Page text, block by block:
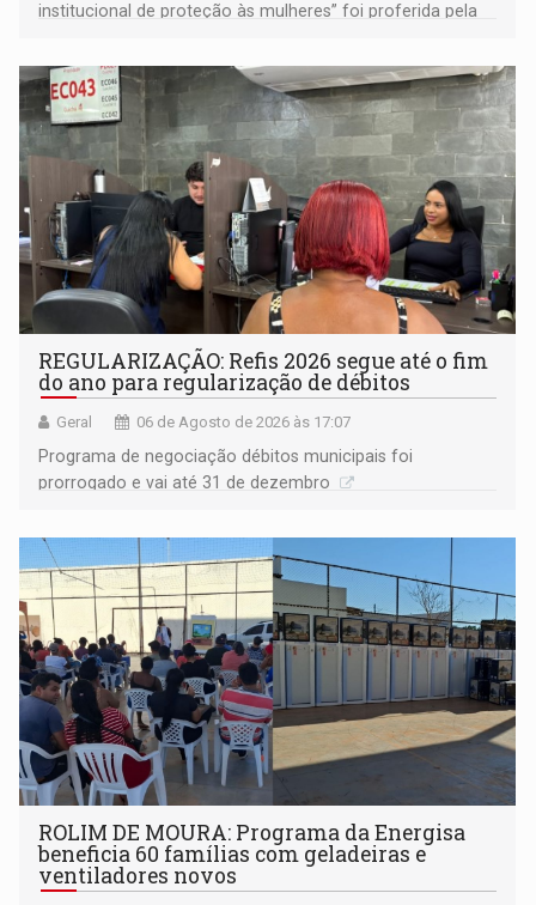
institucional de proteção às mulheres” foi proferida pela
Goiás
REGULARIZAÇÃO: Refis 2026 segue até o fim
do ano para regularização de débitos
Geral 06 de Agosto de 2026 às 17:07
Programa de negociação débitos municipais foi
prorrogado e vai até 31 de dezembro
ROLIM DE MOURA: Programa da Energisa
beneficia 60 famílias com geladeiras e
ventiladores novos